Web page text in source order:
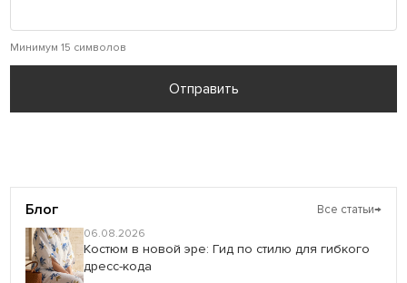
Минимум 15 символов
Отправить
Блог Все статьи→
06.08.2026
Костюм в новой эре: Гид по стилю для гибкого
дресс-кода